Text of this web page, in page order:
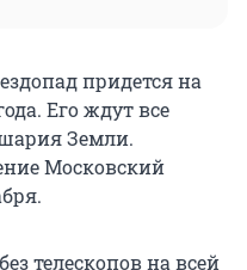
придется на
Его ждут все
Земли.
Московский
телескопов на всей